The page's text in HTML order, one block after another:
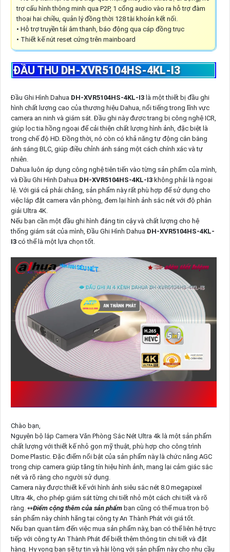
trợ cấu hình thông minh qua P2P, 1 cổng audio vào ra hỗ trợ đàm
thoại hai chiều, quản lý đồng thời 128 tài khoản kết nối.
• Hỗ trợ truyền tải âm thanh, báo động qua cáp đồng trục
• Thiết kế nút reset cứng trên mainboard
ĐẦU THUDH-XVR5104HS-4KL-I3
Đầu Ghi Hình Dahua DH-XVR5104HS-4KL-I3là một thiết bị đầu ghi
hình chất lượng cao của thương hiệu Dahua, nổi tiếng trong lĩnh vực
camera an ninh và giám sát. Đầu ghi này được trang bị công nghệ ICR,
giúp lọc tia hồng ngoại để cải thiện chất lượng hình ảnh, đặc biệt là
trong chế độ HD. Đồng thời, nó còn có khả năng tự động cân bằng
ánh sáng BLC, giúp điều chỉnh ánh sáng một cách chính xác và tự
nhiên.
Dahua luôn áp dụng công nghệ tiên tiến vào từng sản phẩm của mình,
và Đầu Ghi Hình Dahua DH-XVR5104HS-4KL-I3không phải là ngoại
lệ. Với giá cả phải chăng, sản phẩm này rất phù hợp để sử dụng cho
việc lắp đặt camera văn phòng, đem lại hình ảnh sắc nét với độ phân
giải Ultra 4K.
Nếu bạn cần một đầu ghi hình đáng tin cậy và chất lượng cho hệ
thống giám sát của mình, Đầu Ghi Hình Dahua DH-XVR5104HS-4KL-
I3có thể là một lựa chọn tốt.
Chào bạn,
Nguyên bộ lắp Camera Văn Phòng Sắc Nét Ultra 4k là một sản phẩm
chất lượng với thiết kế nhỏ gọn mỹ thuật, phù hợp cho công trình
Dome Plastic. Đặc điểm nổi bật của sản phẩm này là chức năng AGC
trong chip camera giúp tăng tín hiệu hình ảnh, mang lại cảm giác sắc
nét và rõ ràng cho người sử dụng.
Camera này được thiết kế với hình ảnh siêu sắc nét 8.0 megapixel
Ultra 4k, cho phép giám sát từng chi tiết nhỏ một cách chi tiết và rõ
ràng. ↭Điểm cộng thêm của sản phẩm bạn cũng có thể mua trọn bộ
sản phẩm này chính hãng tại công ty An Thành Phát với giá tốt.
Nếu bạn quan tâm đến việc mua sản phẩm này, bạn có thể liên hệ trực
tiếp với công ty An Thành Phát để biết thêm thông tin chi tiết và đặt
hàng. Hy vọng bạn sẽ tự tin và hài lòng với sản phẩm này cho nhu cầu